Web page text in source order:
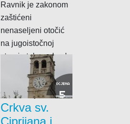
Ravnik je zakonom
zaštićeni
nenaseljeni otočić
na jugoistočnoj
strani otoka, odmah
pokraj Budihovca.
Na otoku neobičnog
oblika, koji...
OCJENA
5
Crkva sv.
Ciprijana i